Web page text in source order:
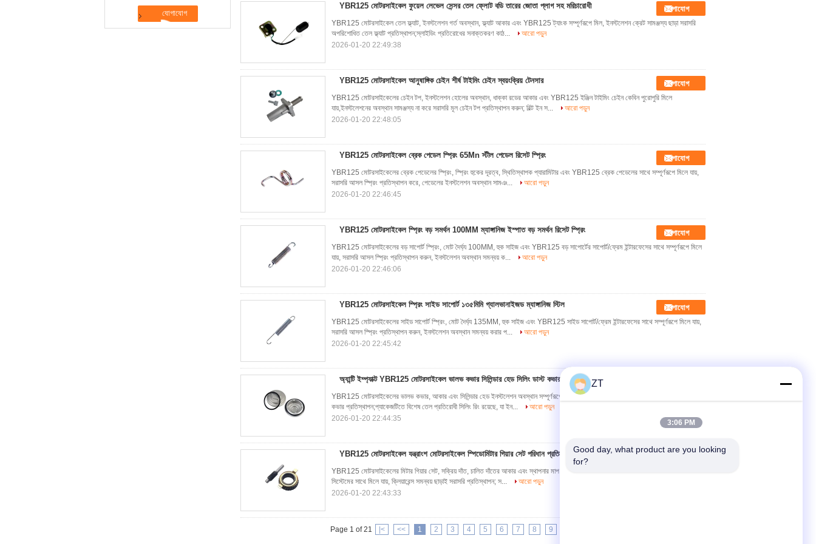
YBR125 মোটরসাইকেল ফুয়েল লেভেল সেন্সর তেল ফ্লোট বডি তারের জোতা প্লাগ সহ মরিচারোধী যোগাযোগ
YBR125 মোটরসাইকেল তেল ফ্ল্যাট, ইনস্টলেশন গর্ত অবস্থান, ফ্ল্যাট আকার এবং YBR125 ট্যাংক সম্পূর্ণরূপে মিল, ইনস্টলেশন ক্রেট সামঞ্জস্য ছাড়া সরাসরি
অপরিশোধিত তেল ফ্ল্যাট প্রতিস্থাপন;স্লাইডিং প্রতিরোধের সনাক্তকরণ কাঠ...
আরো পড়ুন
2026-01-20 22:49:38
YBR125 মোটরসাইকেল আনুষাঙ্গিক চেইন শীর্ষ টাইমিং চেইন স্বয়ংক্রিয় টেনসার যোগাযোগ
YBR125 মোটরসাইকেলের চেইন টপ, ইনস্টলেশন হোলের অবস্থান, ধাক্কা রডের আকার এবং YBR125 ইঞ্জিন টাইমিং চেইন কেবিন পুরোপুরি মিলে
যায়,ইনস্টলেশনের অবস্থান সামঞ্জস্য না করে সরাসরি মূল চেইন টপ প্রতিস্থাপন করুন; বিল্ট ইন স...
আরো পড়ুন
2026-01-20 22:48:05
YBR125 মোটরসাইকেল ব্রেক পেডেল স্প্রিং 65Mn স্টীল পেডেল রিসেট স্প্রিং যোগাযোগ
YBR125 মোটরসাইকেলের ব্রেক পেডেলের স্প্রিং, স্প্রিং হুকের দূরত্ব, স্থিতিস্থাপক প্যারামিটার এবং YBR125 ব্রেক পেডেলের সাথে সম্পূর্ণরূপে মিলে যায়,
সরাসরি আসল স্প্রিং প্রতিস্থাপন করে, পেডেলের ইনস্টলেশন অবস্থান সামঞ...
আরো পড়ুন
2026-01-20 22:46:45
YBR125 মোটরসাইকেল স্প্রিং বড় সমর্থন 100MM ম্যাঙ্গানিজ ইস্পাত বড় সমর্থন রিসেট স্প্রিং যোগাযোগ
YBR125 মোটরসাইকেলের বড় সাপোর্ট স্প্রিং, মোট দৈর্ঘ্য 100MM, হুক সাইজ এবং YBR125 বড় সাপোর্টের সাপোর্ট/ফ্রেম ইন্টারফেসের সাথে সম্পূর্ণরূপে মিলে
যায়, সরাসরি আসল স্প্রিং প্রতিস্থাপন করুন, ইনস্টলেশন অবস্থান সমন্বয় ক...
আরো পড়ুন
2026-01-20 22:46:06
YBR125 মোটরসাইকেল স্প্রিং সাইড সাপোর্ট ১৩৫মিমি গ্যালভানাইজড ম্যাঙ্গানিজ স্টিল যোগাযোগ
YBR125 মোটরসাইকেলের সাইড সাপোর্ট স্প্রিং, মোট দৈর্ঘ্য 135MM, হুক সাইজ এবং YBR125 সাইড সাপোর্ট/ফ্রেম ইন্টারফেসের সাথে সম্পূর্ণরূপে মিলে যায়,
সরাসরি আসল স্প্রিং প্রতিস্থাপন করুন, ইনস্টলেশন অবস্থান সমন্বয় করার প...
আরো পড়ুন
2026-01-20 22:45:42
অ্যান্টি ইম্প্যাক্ট YBR125 মোটরসাইকেল ভালভ কভার সিলিন্ডার হেড সিলিং ডাস্ট কভার
YBR125 মোটরসাইকেলের ভালভ কভার, আকার এবং সিলিন্ডার হেড ইনস্টলেশন অবস্থান সম্পূর্ণরূপে মিল, ইনস্টলেশন ফাঁক সামঞ্জস্য না করে সরাসরি মূল ভালভ
কভার প্রতিস্থাপন;প্যাকেজটিতে বিশেষ তেল প্রতিরোধী সিলিং রিং রয়েছে, যা ইন...
আরো পড়ুন
2026-01-20 22:44:35
YBR125 মোটরসাইকেল যন্ত্রাংশ মোটরসাইকেল স্পিডোমিটার গিয়ার সেট পরিধান প্রতিরোধ ক্ষমতা যোগাযোগ
YBR125 মোটরসাইকেলের মিটার গিয়ার সেট, সক্রিয় দাঁত, চালিত দাঁতের আকার এবং স্থাপনার মাপ সম্পূর্ণরূপে YBR125 সামনের চাকা/ওডোমিটার ড্রাইভ
সিস্টেমের সাথে মিলে যায়, ক্লিয়ারেন্স সমন্বয় ছাড়াই সরাসরি প্রতিস্থাপন; স...
আরো পড়ুন
2026-01-20 22:43:33
Page 1 of 21 |< << 1 2 3 4 5 6 7 8 9
ZT
3:06 PM
Good day, what product are you looking
for?